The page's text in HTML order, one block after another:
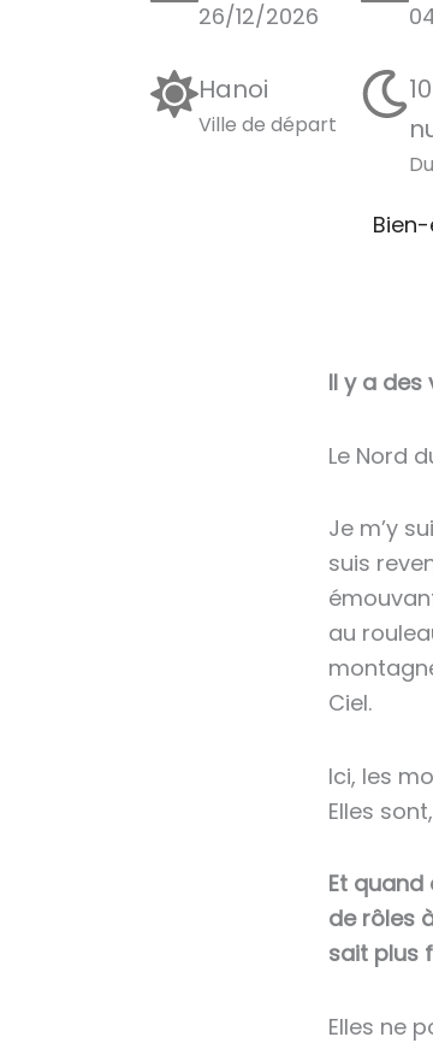
26/12/2026
Hanoi
Ville de départ
Il y a des
Le Nord
Je m’y
suis
au
Ciel.
Ici, les
Elles
Et quand
de rôles
sait plus
Elles ne